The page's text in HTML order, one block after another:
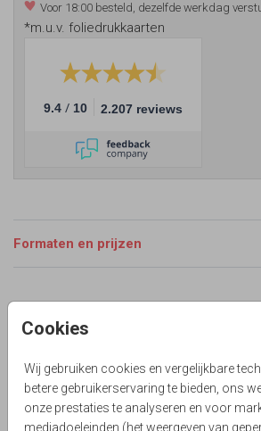
Cookies
Wij gebruiken cookies en vergelijkbare
betere gebruikerservaring te bieden, ons
onze prestaties te analyseren en voor
mediadoeleinden (het weergeven van
Voor 18:00 besteld, dezelfde werkdag
*m.u.v. foliedrukkaarten
9.4 / 10 2.207 reviews
Formaten en prijzen
Vierkant speels geboortekaartje voor
een jungle look. Met echt goudfolie
donkerblauwe watercolor en olifantjes.